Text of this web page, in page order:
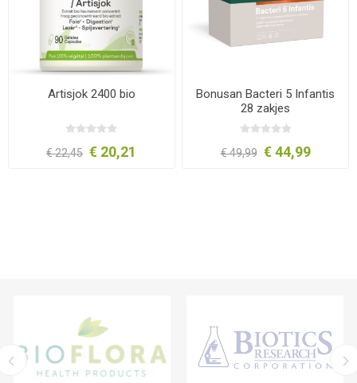
Artisjok 2400 bio
€ 22,45 € 20,21
Bonusan Bacteri 5 Infantis
28 zakjes
€ 49,99 € 44,99